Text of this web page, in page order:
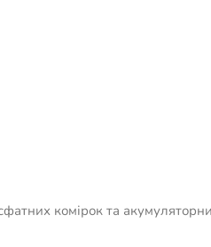
комірок та